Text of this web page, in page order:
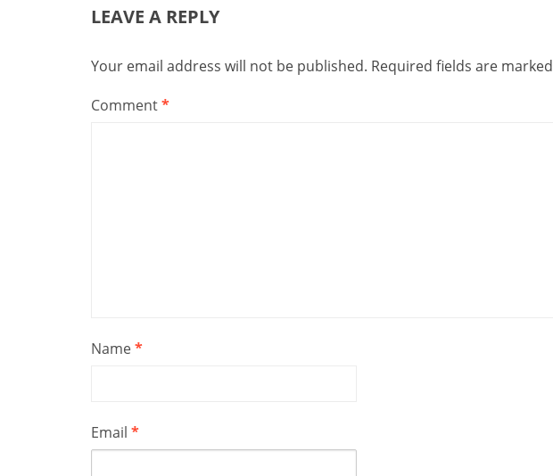
LEAVE A REPLY
Your email address will not be published. Required fields are marked
Comment*
Name*
Email *